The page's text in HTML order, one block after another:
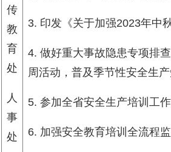
传
教
育
处
人
事
处
3. 印发《关于加强2023年中
4. 做好重大事故隐患专项排
周活动，普及季节性安全生
5. 参加全省安全生产培训工
6. 加强安全教育培训全流程